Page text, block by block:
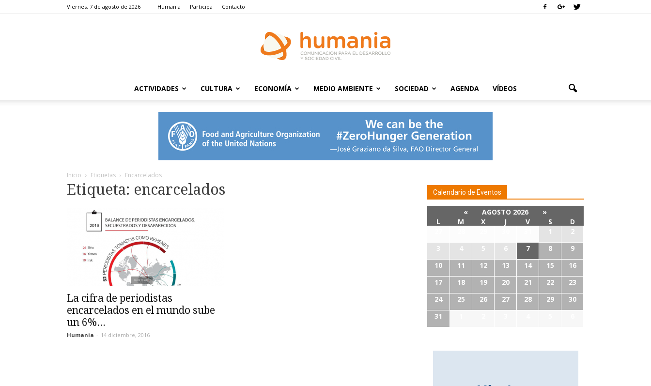
Viernes, 7 de agosto de 2026 Humania Participa Contacto
ACTIVIDADES CULTURA ECONOMÍA MEDIO AMBIENTE SOCIEDAD AGENDA VÍDEOS
Inicio Etiquetas Encarcelados
Etiqueta: encarcelados
La cifra de periodistas
encarcelados en el mundo sube
un 6%...
Humania - 14 diciembre, 2016
Calendario de Eventos
« AGOSTO 2026
»
L
M X J V S
D
1
2
3
4 5 6 7 8
9
10
11 12 13 14 15
16
17
18 19 20 21 22
23
24
25 26 27 28 29
30
31